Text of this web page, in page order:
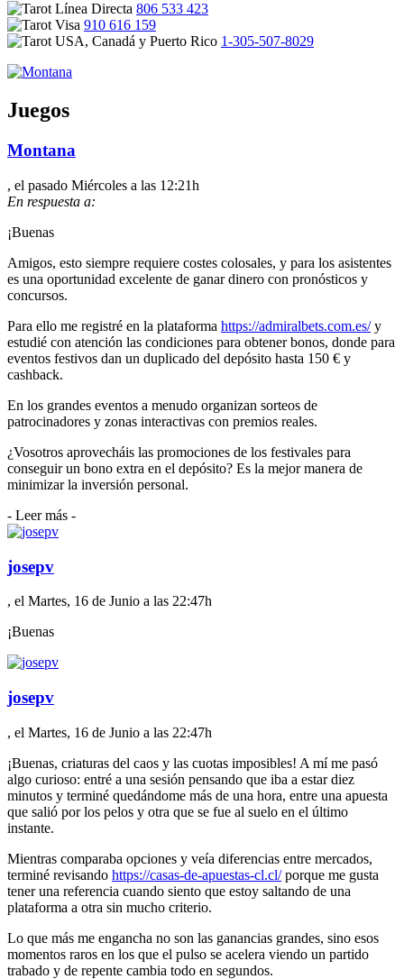
806 533 423
910 616 159
1-305-507-8029
Juegos
Montana
, el pasado Miércoles a las 12:21h
En respuesta a:
¡Buenas
Amigos, esto siempre requiere costes colosales, y para los asistentes
es una oportunidad excelente de ganar dinero con pronósticos y
concursos.
Para ello me registré en la plataforma https://admiralbets.com.es/y
estudié con atención las condiciones para obtener bonos, donde para
eventos festivos dan un duplicado del depósito hasta 150 € y
cashback.
En los grandes eventos a menudo organizan sorteos de
patrocinadores y zonas interactivas con premios reales.
¿Vosotros aprovecháis las promociones de los festivales para
conseguir un bono extra en el depósito? Es la mejor manera de
minimizar la inversión personal.
- Leer más -
josepv
, el Martes, 16 de Junio a las 22:47h
¡Buenas
josepv
, el Martes, 16 de Junio a las 22:47h
¡Buenas, criaturas del caos y las cuotas imposibles! A mí me pasó
algo curioso: entré a una sesión pensando que iba a estar diez
minutos y terminé quedándome más de una hora, entre una apuesta
que salió por los pelos y otra que se fue al suelo en el último
instante.
Mientras comparaba opciones y veía diferencias entre mercados,
terminé revisando https://casas-de-apuestas-cl.cl/porque me gusta
tener una referencia cuando siento que estoy saltando de una
plataforma a otra sin mucho criterio.
Lo que más me engancha no son las ganancias grandes, sino esos
momentos raros en los que el pulso se acelera viendo un partido
trabado y de repente cambia todo en segundos.